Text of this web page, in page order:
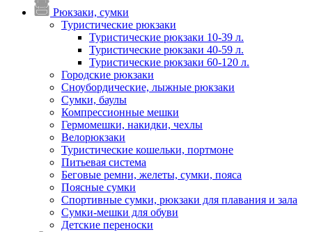
Рюкзаки, сумки
Туристические рюкзаки
Туристические рюкзаки 10-39 л.
Туристические рюкзаки 40-59 л.
Туристические рюкзаки 60-120 л.
Городские рюкзаки
Сноубордические, лыжные рюкзаки
Сумки, баулы
Компрессионные мешки
Гермомешки, накидки, чехлы
Велорюкзаки
Туристические кошельки, портмоне
Питьевая система
Беговые ремни, желеты, сумки, пояса
Поясные сумки
Спортивные сумки, рюкзаки для плавания и зала
Сумки-мешки для обуви
Детские переноски